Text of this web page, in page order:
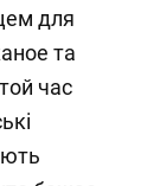
для
та
час